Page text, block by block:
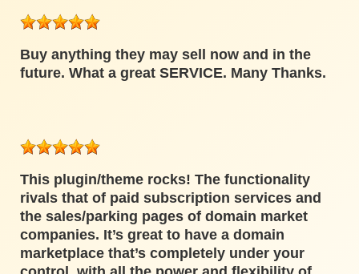
Buy anything they may sell now and in the
future. What a great SERVICE. Many Thanks.
This plugin/theme rocks! The functionality
rivals that of paid subscription services and
the sales/parking pages of domain market
companies. It’s great to have a domain
marketplace that’s completely under your